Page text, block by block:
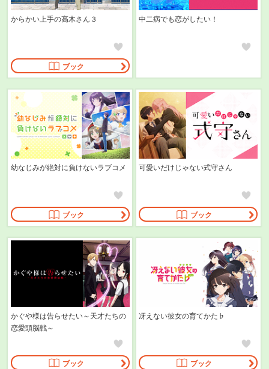
からかい上手の高木さん３
ブック
中二病でも恋がしたい！
幼なじみが絶対に負けないラブコメ
ブック
可愛いだけじゃない式守さん
ブック
かぐや様は告らせたい～天才たちの
恋愛頭脳戦～
ブック
冴えない彼女の育てかた♭
ブック